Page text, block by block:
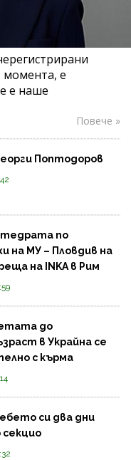
момента, е
е наше
Повече »
Поптодоров
по
на МУ – Пловдив на
на INKA в Рим
до
в Украйна се
с кърма
си два дни
секцио